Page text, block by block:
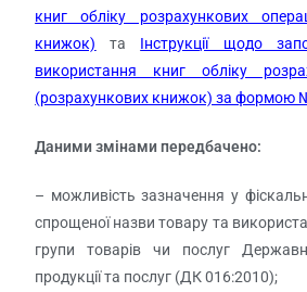
книг обліку розрахункових
книжок) та Інструкції щодо
використання книг обліку
(розрахункових книжок) за формою
Даними змінами передбачено:
– можливість зазначення у
спрощеної назви товару та
групи товарів чи послуг
продукції та послуг (ДК 016:2010);